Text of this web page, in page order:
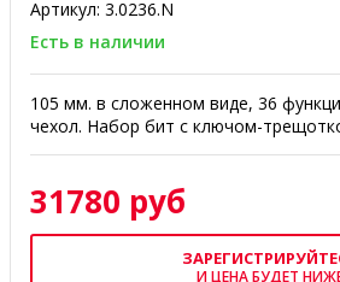
Артикул: 3.0236.N
Есть в наличии
105 мм. в сложенном виде, 36
чехол. Набор бит с ключом-
31780 руб
И ЦЕНА БУДЕТ